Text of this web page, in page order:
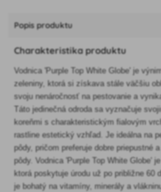
Popis produktu
Charakteristika produktu
Vodnica 'Purple Top White Globe' je
zeleniny, ktorá si získava stále väčšiu
svoju nenáročnosť na pestovanie a
Táto jedinečná odroda sa vyznačuje
koreňmi s charakteristickým fialovým
rastline estetický vzhľad. Je ideálna na
pôdy, pričom preferuje dobre priepustné
pôdy. Vodnica 'Purple Top White Globe'
ktorá poskytuje úrodu už po približne 60
je bohatý na vitamíny, minerály a